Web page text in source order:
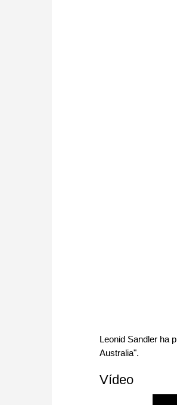
Leonid Sandler ha
Australia".
Vídeo